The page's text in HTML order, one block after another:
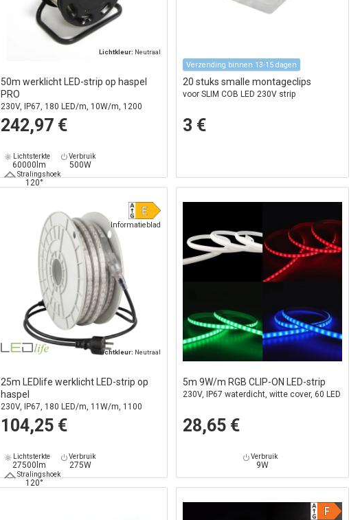
Lichtkleur: Neutraal
50m werklicht LED-strip op haspel
PRO
230V, IP67, 180 LED/m, 10W/m, 1200
lm/m
242,97 €
Lichtsterkte
60000lm
Verbruik
500W
Stralingshoek
120°
Verzending binnen 13-15 dagen
20 stuks smalle montageclips
voor SLIM COB LED 230V strip
3 €
Informatieblad
Lichtkleur: Neutraal
25m LEDlife werklicht LED-strip op
haspel
230V, IP67, 180 LED/m, 11W/m, 1100
lm/m
104,25 €
Lichtsterkte
27500lm
Verbruik
275W
Stralingshoek
120°
5m 9W/m RGB CLIP-ON LED-strip
230V, IP67 waterdicht, witte cover, 60 LED
28,65 €
Verbruik
9W